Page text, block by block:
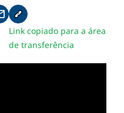
no facebook
no twitterpelo email
Copiar link da notícia
Link copiado para a área
de transferência